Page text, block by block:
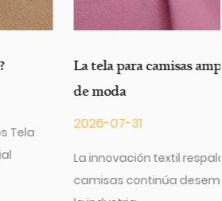
las opciones de materiales
la moda cotidiana Tela para
un papel importante en